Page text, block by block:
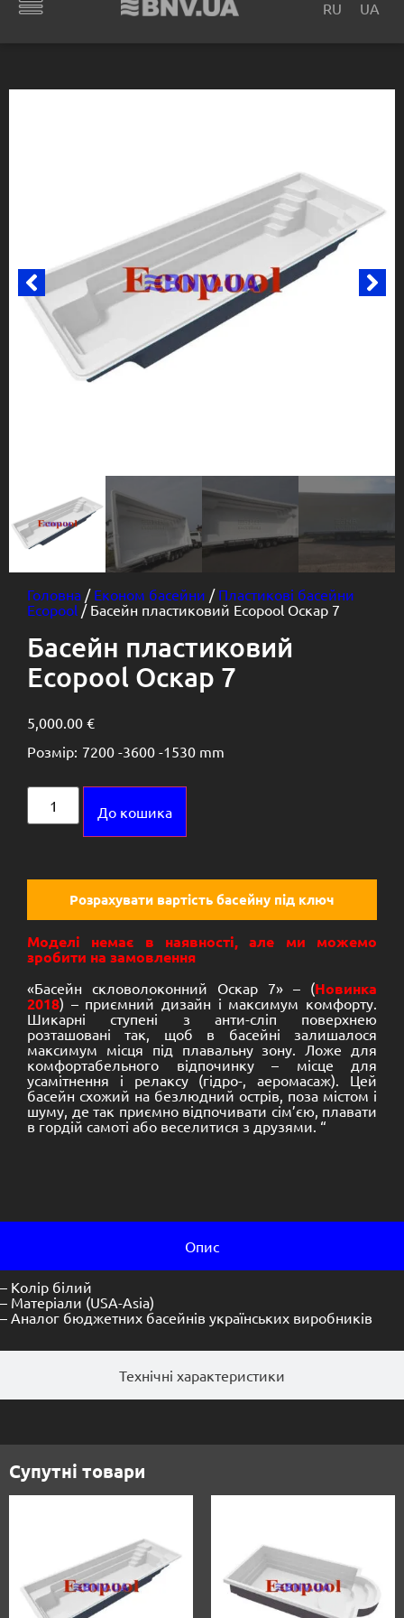
Головна / Економ басейни / Пластикові басейни
Ecopool / Басейн пластиковий Ecopool Оскар 7
Басейн пластиковий
Ecopool Оскар 7
5,000.00 €
Розмір: 7200 -3600 -1530 mm
До кошика
Розрахувати вартість басейну під ключ
Моделі немає в наявності, але ми можемо
зробити на замовлення
«Басейн скловолоконний Оскар 7» – (Новинка
2018) – приємний дизайн і максимум комфорту.
Шикарні ступені з анти-сліп поверхнею
розташовані так, щоб в басейні залишалося
максимум місця під плавальну зону. Ложе для
комфортабельного відпочинку – місце для
усамітнення і релаксу (гідро-, аеромасаж). Цей
басейн схожий на безлюдний острів, поза містом і
шуму, де так приємно відпочивати сім’єю, плавати
в гордій самоті або веселитися з друзями. “
Опис
Технічні характеристики
– Колір білий
– Матеріали (USA-Asia)
– Аналог бюджетних басейнів українських виробників
Супутні товари